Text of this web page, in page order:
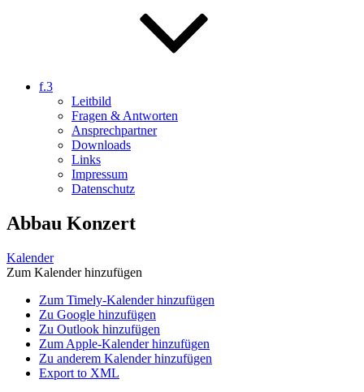
f.3
Leitbild
Fragen & Antworten
Ansprechpartner
Downloads
Links
Impressum
Datenschutz
Abbau Konzert
Kalender
Zum Kalender hinzufügen
Zum Timely-Kalender hinzufügen
Zu Google hinzufügen
Zu Outlook hinzufügen
Zum Apple-Kalender hinzufügen
Zu anderem Kalender hinzufügen
Export to XML